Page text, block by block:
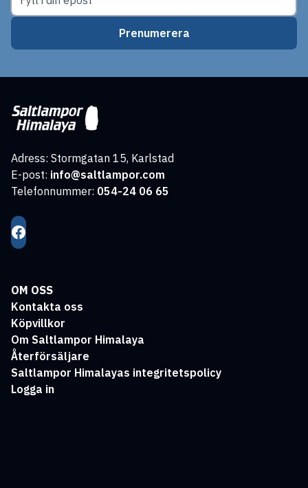
Prenumerera
Adress: Stormgatan 15, Karlstad
E-post: info@saltlampor.com
Telefonnummer: 054-24 06 65
OM OSS
Kontakta oss
Köpvillkor
Om Saltlampor Himalaya
Återförsäljare
Saltlampor Himalayas integritetspolicy
Logga in